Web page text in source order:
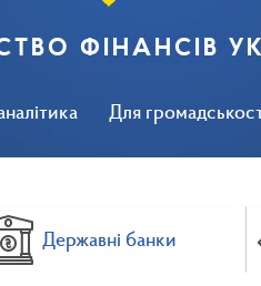
Для
ФІНАНСІВ
Державні банки